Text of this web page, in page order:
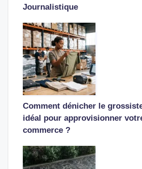
Journalistique
Comment dénicher le
idéal pour approvisionner
commerce ?